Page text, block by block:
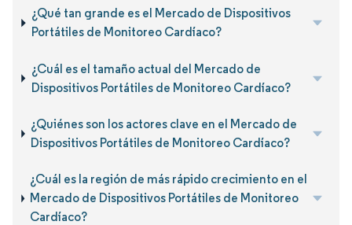
¿Qué tan grande es el Mercado de Dispositivos
Portátiles de Monitoreo Cardíaco?
¿Cuál es el tamaño actual del Mercado de
Dispositivos Portátiles de Monitoreo Cardíaco?
¿Quiénes son los actores clave en el Mercado de
Dispositivos Portátiles de Monitoreo Cardíaco?
¿Cuál es la región de más rápido crecimiento en el
Mercado de Dispositivos Portátiles de Monitoreo
Cardíaco?